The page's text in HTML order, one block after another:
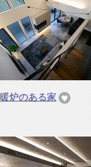
暖炉のある家